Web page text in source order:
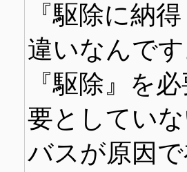
『駆除に納
違いなんで
『駆除』を
要としてい
バスが原因